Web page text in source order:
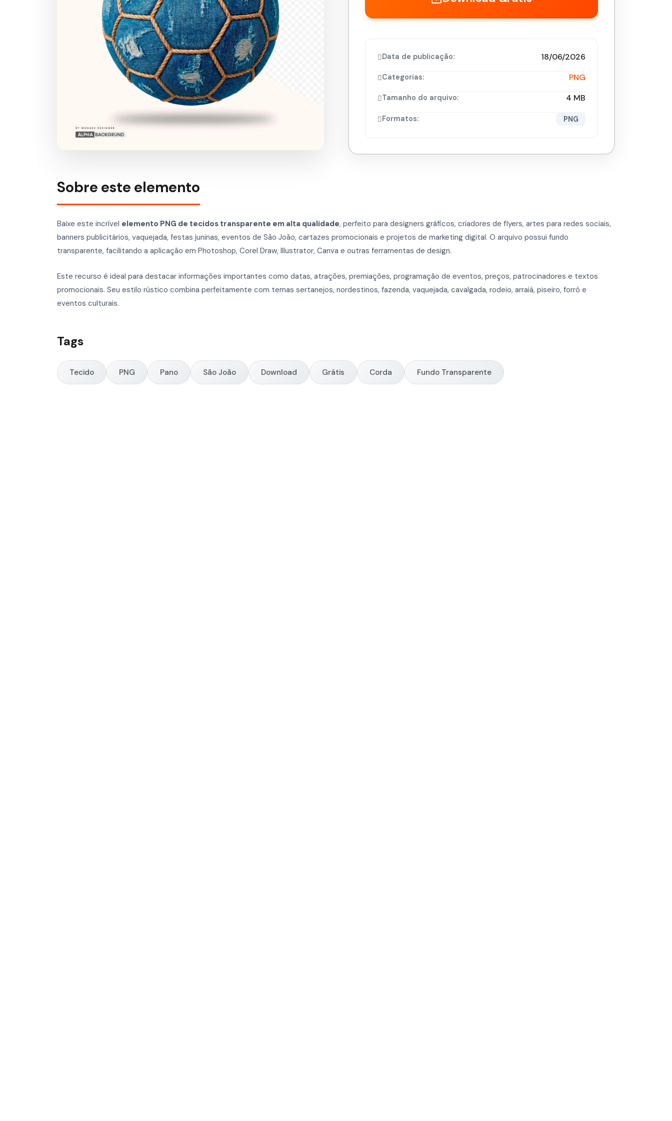
Data de publicação: 18/06/2026
Categorias: PNG
Tamanho do arquivo: 4 MB
Formatos: PNG
Sobre este elemento
Baixe este incrível elemento PNG de tecidos transparente em alta qualidade, perfeito para designers gráficos, criadores de flyers, artes para redes sociais,
banners publicitários, vaquejada, festas juninas, eventos de São João, cartazes promocionais e projetos de marketing digital. O arquivo possui fundo
transparente, facilitando a aplicação em Photoshop, Corel Draw, Illustrator, Canva e outras ferramentas de design.
Este recurso é ideal para destacar informações importantes como datas, atrações, premiações, programação de eventos, preços, patrocinadores e textos
promocionais. Seu estilo rústico combina perfeitamente com temas sertanejos, nordestinos, fazenda, vaquejada, cavalgada, rodeio, arraiá, piseiro, forró e
eventos culturais.
Tags
Tecido PNG Pano São João Download Grátis Corda Fundo Transparente